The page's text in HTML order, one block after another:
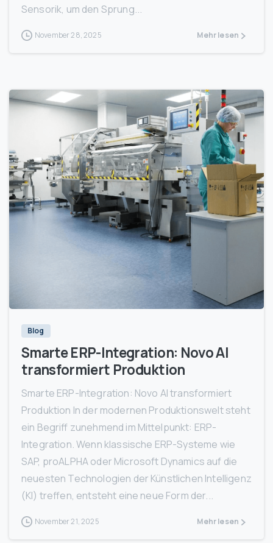
Sensorik, um den Sprung...
November 28, 2025 Mehr lesen
Blog
Smarte ERP-Integration: Novo AI
transformiert Produktion
Smarte ERP-Integration: Novo AI transformiert
Produktion In der modernen Produktionswelt steht
ein Begriff zunehmend im Mittelpunkt: ERP-
Integration. Wenn klassische ERP-Systeme wie
SAP, proALPHA oder Microsoft Dynamics auf die
neuesten Technologien der Künstlichen Intelligenz
(KI) treffen, entsteht eine neue Form der...
November 21, 2025 Mehr lesen